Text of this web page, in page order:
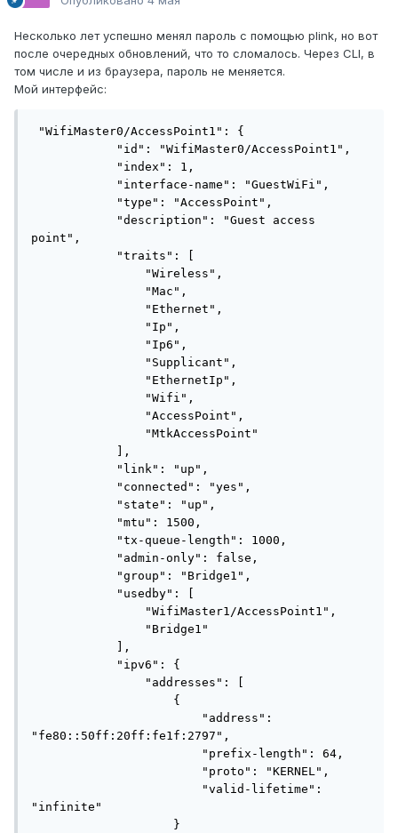
Несколько лет успешно менял пароль с помощью plink, но вот
после очередных обновлений, что то сломалось. Через CLI, в
том числе и из браузера, пароль не меняется.
Мой интерфейс:
"WifiMaster0/AccessPoint1": {
"id": "WifiMaster0/AccessPoint1",
"index": 1,
"interface-name": "GuestWiFi",
"type": "AccessPoint",
"description": "Guest access
point",
"traits": [
"Wireless",
"Mac",
"Ethernet",
"Ip",
"Ip6",
"Supplicant",
"EthernetIp",
"Wifi",
"AccessPoint",
"MtkAccessPoint"
],
"link": "up",
"connected": "yes",
"state": "up",
"mtu": 1500,
"tx-queue-length": 1000,
"admin-only": false,
"group": "Bridge1",
"usedby": [
"WifiMaster1/AccessPoint1",
"Bridge1"
],
"ipv6": {
"addresses": [
{
"address":
"fe80::50ff:20ff:fe1f:2797",
"prefix-length": 64,
"proto": "KERNEL",
"valid-lifetime":
"infinite"
}